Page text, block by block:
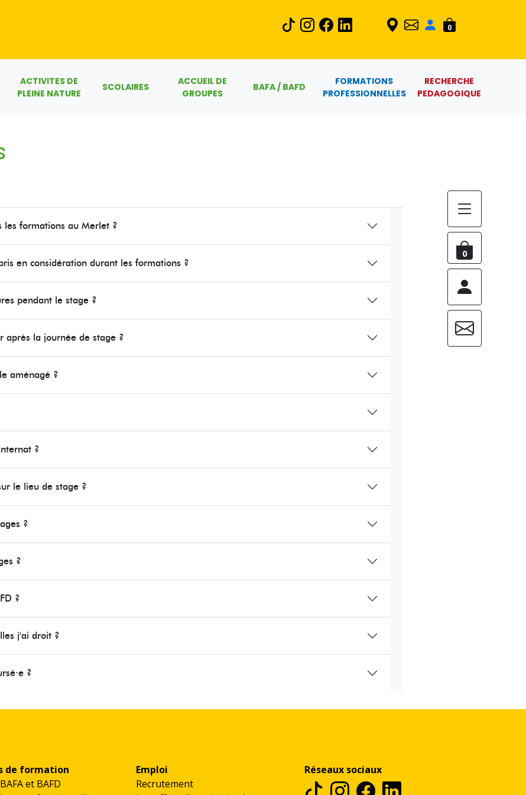
0
ACTIVITES DE
PLEINE NATURE
SCOLAIRES
ACCUEIL DE
GROUPES
BAFA / BAFD
FORMATIONS
PROFESSIONNELLES
RECHERCHE
PEDAGOGIQUE
les formations au Merlet ?
en considération durant les formations ?
pendant le stage ?
après la journée de stage ?
aménagé ?
?
le lieu de stage ?
?
?
?
j'ai droit ?
?
0
de formation
et BAFD
Emploi
Recrutement
Réseaux sociaux